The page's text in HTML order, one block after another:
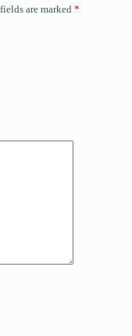
are marked *